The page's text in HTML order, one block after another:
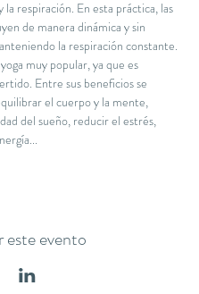
la respiración. En esta práctica, las
de manera dinámica y sin
la respiración constante.
muy popular, ya que es
Entre sus beneficios se
el cuerpo y la mente,
del sueño, reducir el estrés,
evento